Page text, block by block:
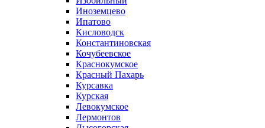
Иноземцево
Ипатово
Кисловодск
Константиновская
Кочубеевское
Краснокумское
Красный Пахарь
Курсавка
Курская
Левокумское
Лермонтов